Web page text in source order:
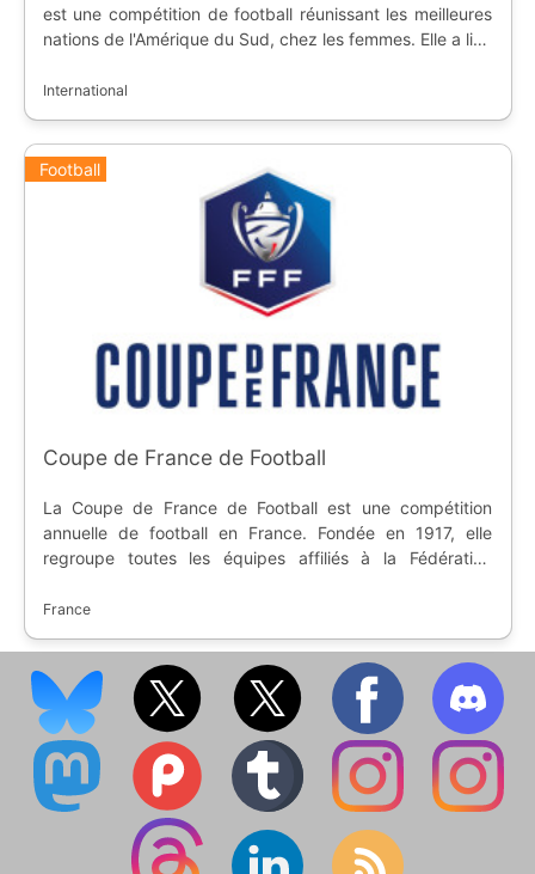
est une compétition de football réunissant les meilleures
nations de l'Amérique du Sud, chez les femmes. Elle a lieu
la première édition en 1991.
International
Football
Coupe de France de Football
La Coupe de France de Football est une compétition
annuelle de football en France. Fondée en 1917, elle
regroupe toutes les équipes affiliés à la Fédération
sont des matchs à élimination directe avec une finale au
France